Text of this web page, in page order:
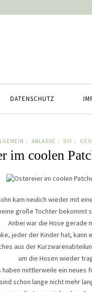
DATENSCHUTZ
/ ANLÄSSE / DIY /
im coolen
kam neulich wieder mit
große Tochter bekommt
Anbei war die Hose gerade
jeder der Kinder hat, kann
aus der
um die Hosen wieder
haben mittlerweile ein neues
sind schon lange nicht mehr